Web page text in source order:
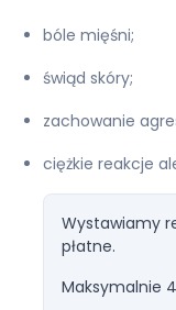
bóle mięśni;
świąd skóry;
zachowanie
ciężkie reakcje
Wystawiamy
płatne.
Maksymalnie